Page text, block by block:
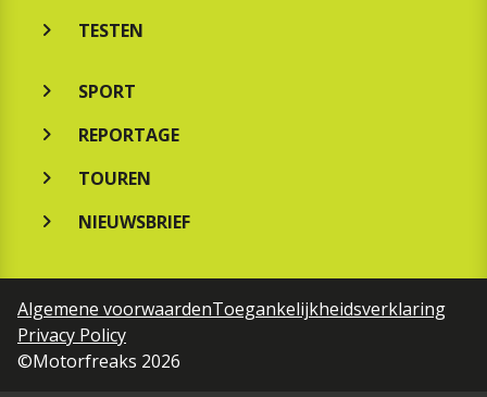
TESTEN
SPORT
REPORTAGE
TOUREN
NIEUWSBRIEF
Algemene voorwaardenToegankelijkheidsverklaring
Privacy Policy
©Motorfreaks 2026